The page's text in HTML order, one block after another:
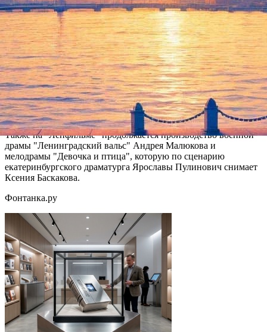
Студия "Ленфильм" самостоятельно займется прокатом своих
кинолент, а также фильмов других производителей. Как
сообщаетТАСС
, ссылаясь на гендиректора студии Эдуарда
Пичугина, первым таким фильмом станет комедия "Развод по
собственному желанию" Ильи Северова, которая появится в
прокате 10 сентября. На 8 октября назначен релиз
приключенческой драмы "Душа шпиона", снятой Владимиром
Бортко.
В ноябре этого года на экраны выйдут детская сказка
режиссера Александры Стреляной "Самый рыжий лис" и
исторический детектив Сергея Снежкина "Контрибуция".
Также на "Ленфильме" продолжается производство военной
драмы "Ленинградский вальс" Андрея Малюкова и
мелодрамы "Девочка и птица", которую по сценарию
екатеринбургского драматурга Ярославы Пулинович снимает
Ксения Баскакова.
Фонтанка.ру